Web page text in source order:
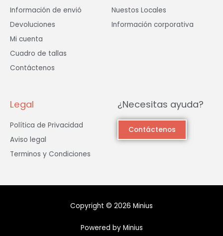
Información de envió
Devoluciones
Mi cuenta
Cuadro de tallas
Contáctenos
Nuestos Locales
Información corporativa
Legal
Política de Privacidad
Aviso legal
Terminos y Condiciones
¿Necesitas ayuda?
Contáctenos
Copyright © 2026 Minius
Powered by Minius